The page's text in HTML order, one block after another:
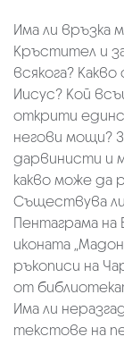
Има ли връзка
Кръстител и
всякога?
Иисус? Кой
открити
негови мощи?
дарвинисти и
какво може да
Съществува ли
Пентаграма
иконата
ръкописи на
от
Има ли
текстове на